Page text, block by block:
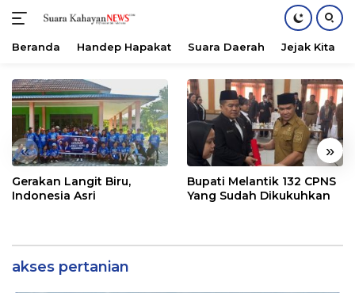
konten
Beranda Handep Hapakat Suara Daerah Jejak Kita
« »
Gerakan Langit Biru,
Indonesia Asri
Bupati Melantik 132 CPNS
Yang Sudah Dikukuhkan
akses pertanian